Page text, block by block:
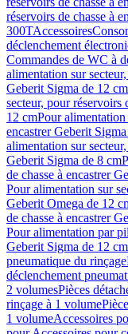
réservoirs de chasse à
300TAccessoires
déclenchement
Commandes de WC à
alimentation sur
Geberit Sigma de 12 cm
secteur, pour réservoirs
12 cmPour alimentation
encastrer Geberit
alimentation sur
Geberit Sigma de 8 cm
de chasse à encastrer
Pour alimentation sur
Geberit Omega de 12
de chasse à encastrer
Pour alimentation par
Geberit Sigma de 12 cm
pneumatique du rinçage
déclenchement
2 volumesPièces
rinçage à 1 volume
1 volumeAccessoires